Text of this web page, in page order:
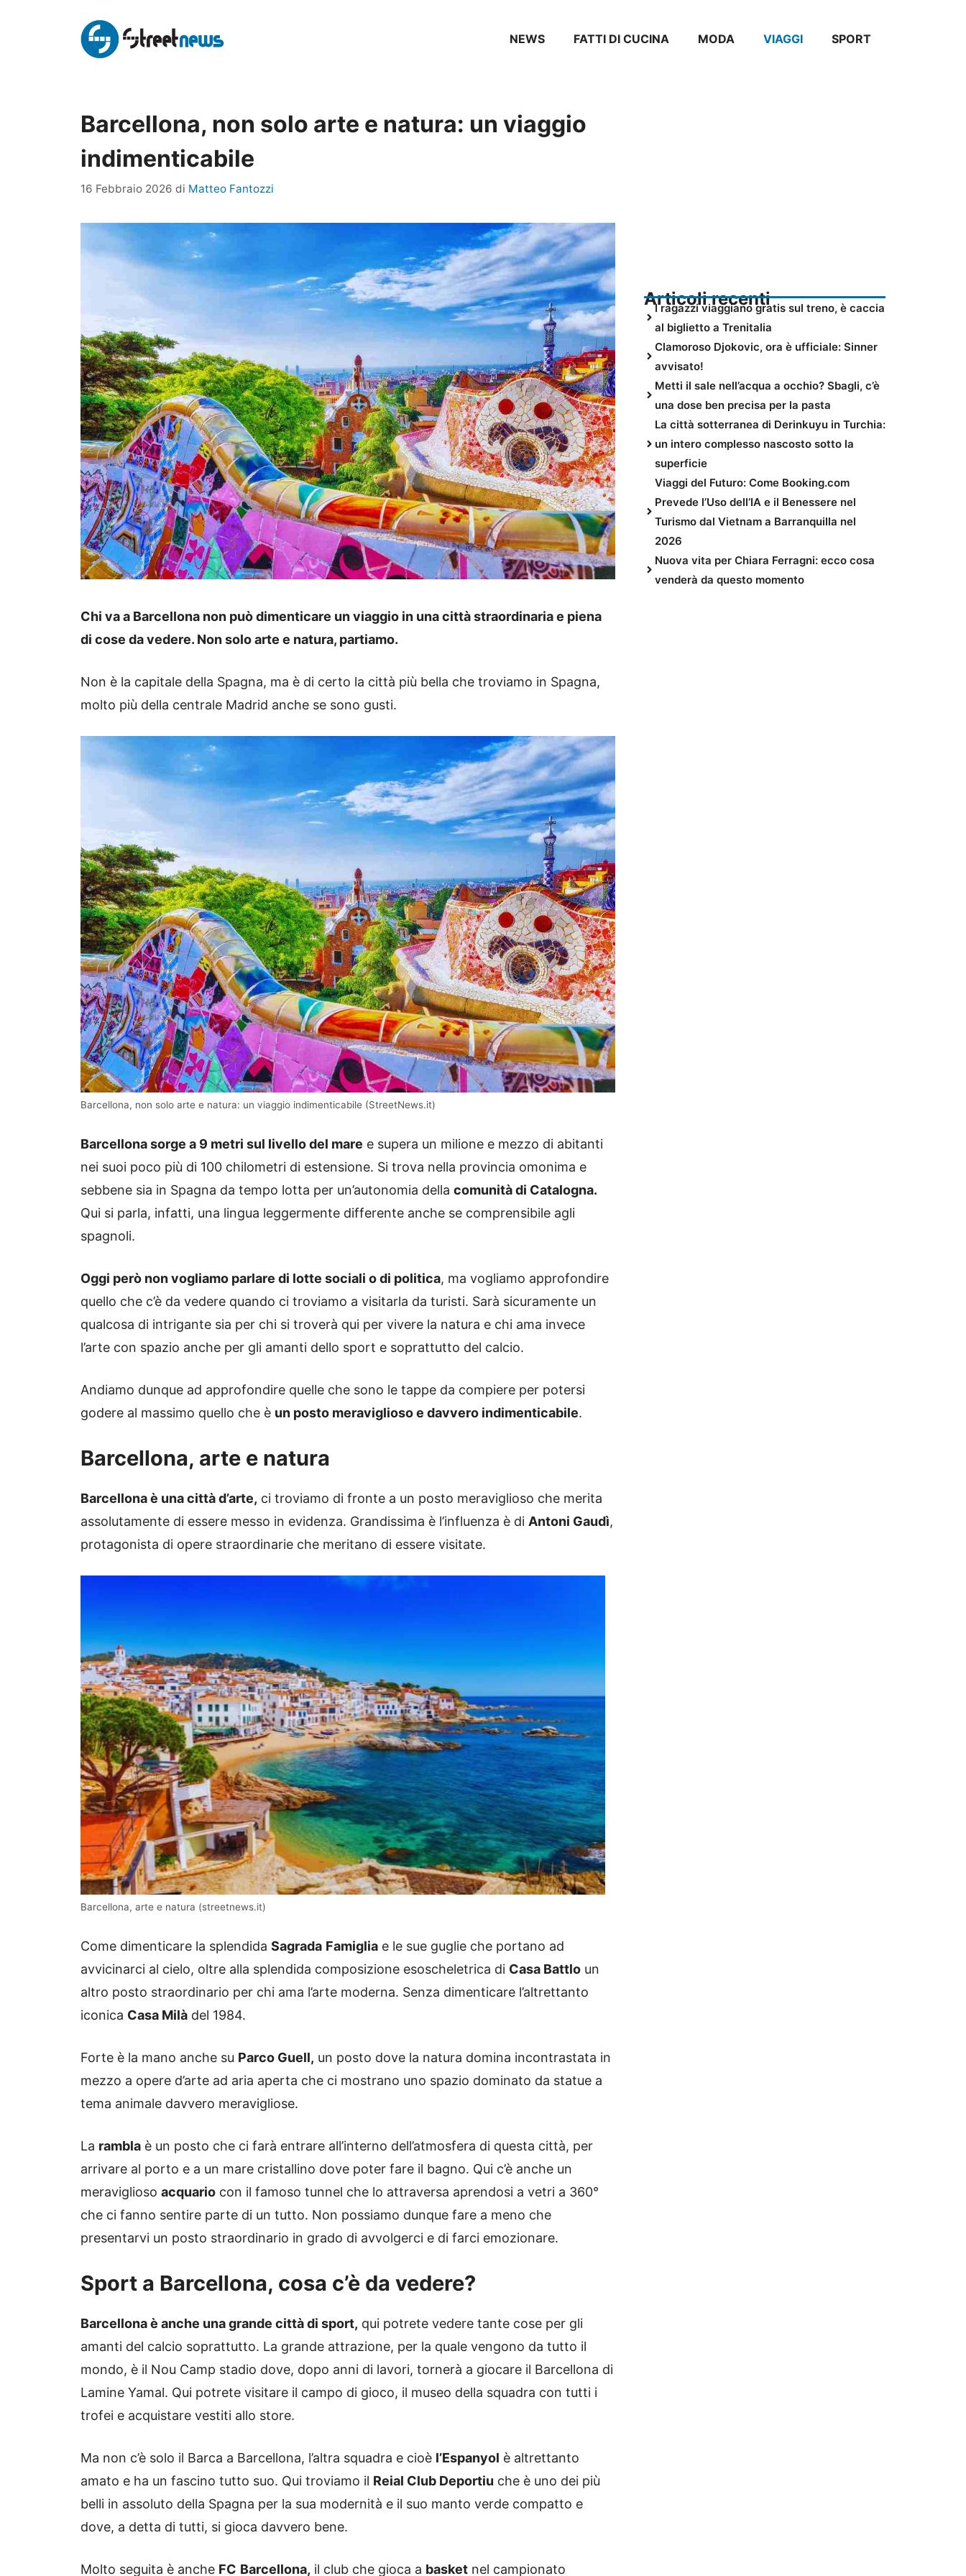
NEWS FATTI DI CUCINA MODA VIAGGI SPORT
Barcellona, non solo arte e natura: un viaggio
indimenticabile
16 Febbraio 2026 di Matteo Fantozzi
Chi va a Barcellona non può dimenticare un viaggio in una città straordinaria e piena
di cose da vedere. Non solo arte e natura, partiamo.
Non è la capitale della Spagna, ma è di certo la città più bella che troviamo in Spagna,
molto più della centrale Madrid anche se sono gusti.
Barcellona, non solo arte e natura: un viaggio indimenticabile (StreetNews.it)
Barcellona sorge a 9 metri sul livello del mare e supera un milione e mezzo di abitanti
nei suoi poco più di 100 chilometri di estensione. Si trova nella provincia omonima e
sebbene sia in Spagna da tempo lotta per un’autonomia della comunità di Catalogna.
Qui si parla, infatti, una lingua leggermente differente anche se comprensibile agli
spagnoli.
Oggi però non vogliamo parlare di lotte sociali o di politica, ma vogliamo approfondire
quello che c’è da vedere quando ci troviamo a visitarla da turisti. Sarà sicuramente un
qualcosa di intrigante sia per chi si troverà qui per vivere la natura e chi ama invece
l’arte con spazio anche per gli amanti dello sport e soprattutto del calcio.
Andiamo dunque ad approfondire quelle che sono le tappe da compiere per potersi
godere al massimo quello che è un posto meraviglioso e davvero indimenticabile.
Barcellona, arte e natura
Barcellona è una città d’arte, ci troviamo di fronte a un posto meraviglioso che merita
assolutamente di essere messo in evidenza. Grandissima è l’influenza è di Antoni Gaudì,
protagonista di opere straordinarie che meritano di essere visitate.
Barcellona, arte e natura (streetnews.it)
Come dimenticare la splendida Sagrada Famiglia e le sue guglie che portano ad
avvicinarci al cielo, oltre alla splendida composizione esoscheletrica di Casa Battlo un
altro posto straordinario per chi ama l’arte moderna. Senza dimenticare l’altrettanto
iconica Casa Milà del 1984.
Forte è la mano anche su Parco Guell, un posto dove la natura domina incontrastata in
mezzo a opere d’arte ad aria aperta che ci mostrano uno spazio dominato da statue a
tema animale davvero meravigliose.
La rambla è un posto che ci farà entrare all’interno dell’atmosfera di questa città, per
arrivare al porto e a un mare cristallino dove poter fare il bagno. Qui c’è anche un
meraviglioso acquario con il famoso tunnel che lo attraversa aprendosi a vetri a 360°
che ci fanno sentire parte di un tutto. Non possiamo dunque fare a meno che
presentarvi un posto straordinario in grado di avvolgerci e di farci emozionare.
Sport a Barcellona, cosa c’è da vedere?
Barcellona è anche una grande città di sport, qui potrete vedere tante cose per gli
amanti del calcio soprattutto. La grande attrazione, per la quale vengono da tutto il
mondo, è il Nou Camp stadio dove, dopo anni di lavori, tornerà a giocare il Barcellona di
Lamine Yamal. Qui potrete visitare il campo di gioco, il museo della squadra con tutti i
trofei e acquistare vestiti allo store.
Ma non c’è solo il Barca a Barcellona, l’altra squadra e cioè l’Espanyol è altrettanto
amato e ha un fascino tutto suo. Qui troviamo il Reial Club Deportiu che è uno dei più
belli in assoluto della Spagna per la sua modernità e il suo manto verde compatto e
dove, a detta di tutti, si gioca davvero bene.
Molto seguita è anche FC Barcellona, il club che gioca a basket nel campionato
Articoli recenti
I ragazzi viaggiano gratis sul treno, è caccia
al biglietto a Trenitalia
Clamoroso Djokovic, ora è ufficiale: Sinner
avvisato!
Metti il sale nell’acqua a occhio? Sbagli, c’è
una dose ben precisa per la pasta
La città sotterranea di Derinkuyu in Turchia:
un intero complesso nascosto sotto la
superficie
Viaggi del Futuro: Come Booking.com
Prevede l’Uso dell’IA e il Benessere nel
Turismo dal Vietnam a Barranquilla nel
2026
Nuova vita per Chiara Ferragni: ecco cosa
venderà da questo momento